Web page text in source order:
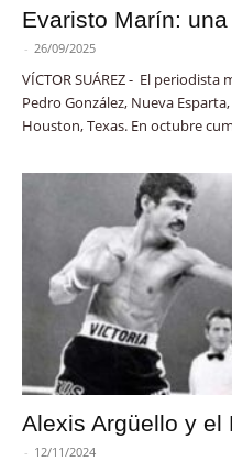
Evaristo Marín:
- 26/09/2025
VÍCTOR SUÁREZ - El
Pedro González, Nueva
Houston, Texas. En octubre
Alexis Argüello y el
- 12/11/2024